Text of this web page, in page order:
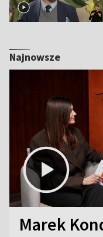
Najnowsze
Marek